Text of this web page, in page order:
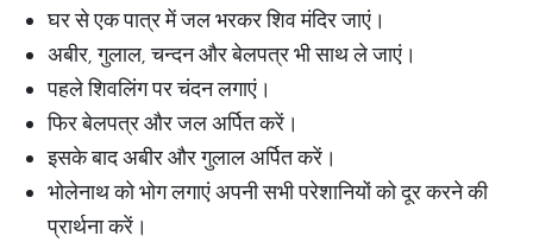
घर से एक पात्र में जल भरकर शिव मंदिर जाएं।
अबीर, गुलाल, चन्दन और बेलपत्र भी साथ ले जाएं।
पहले शिवलिंग पर चंदन लगाएं।
फिर बेलपत्र और जल अर्पित करें।
इसके बाद अबीर और गुलाल अर्पित करें।
भोलेनाथ को भोग लगाएं अपनी सभी परेशानियों को दूर करने की
प्रार्थना करें।